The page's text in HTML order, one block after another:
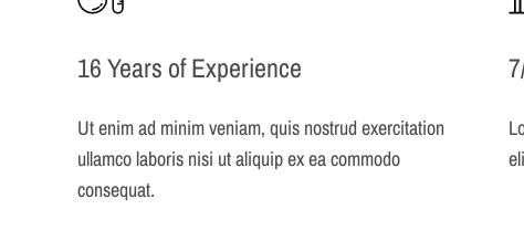
16 Years of Experience
Ut enim ad minim veniam, quis nostrud exercitation
ullamco laboris nisi ut aliquip ex ea commodo
consequat.